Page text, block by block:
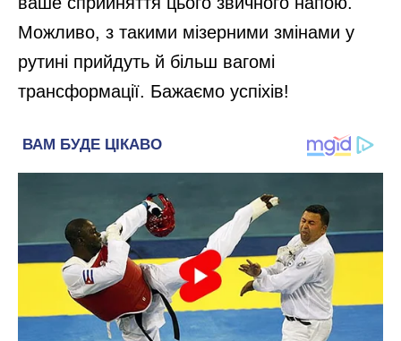
Можливо, з такими мізерними змінами у
рутині прийдуть й більш вагомі
трансформації. Бажаємо успіхів!